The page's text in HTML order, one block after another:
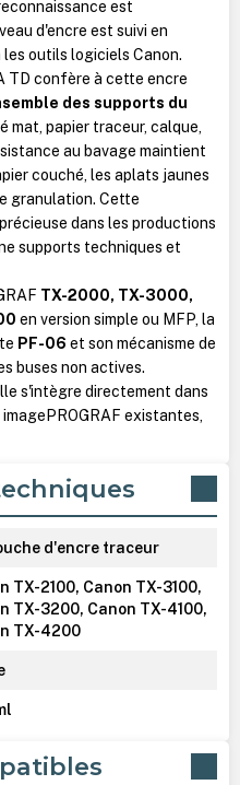
est
d'encre est suivi en
outils logiciels Canon.
TD confère à cette encre
des supports du
mat, papier traceur, calque,
au bavage maintient
couché, les aplats jaunes
granulation. Cette
dans les productions
supports techniques et
TX-2000, TX-3000,
en version simple ou MFP, la
PF-06 et son mécanisme de
buses non actives.
s'intègre directement dans
existantes,
d'encre traceur
TX-2100, Canon TX-3100,
TX-3200, Canon TX-4100,
TX-4200